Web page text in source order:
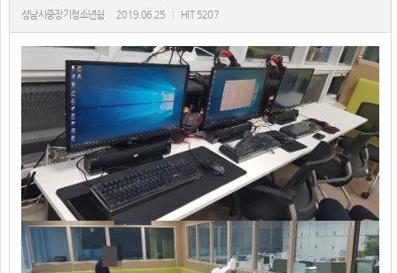
성남시중장기청소년쉼 2019.06.25 HIT 5207